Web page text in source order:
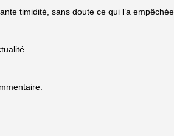
timidité, sans doute ce qui l’a